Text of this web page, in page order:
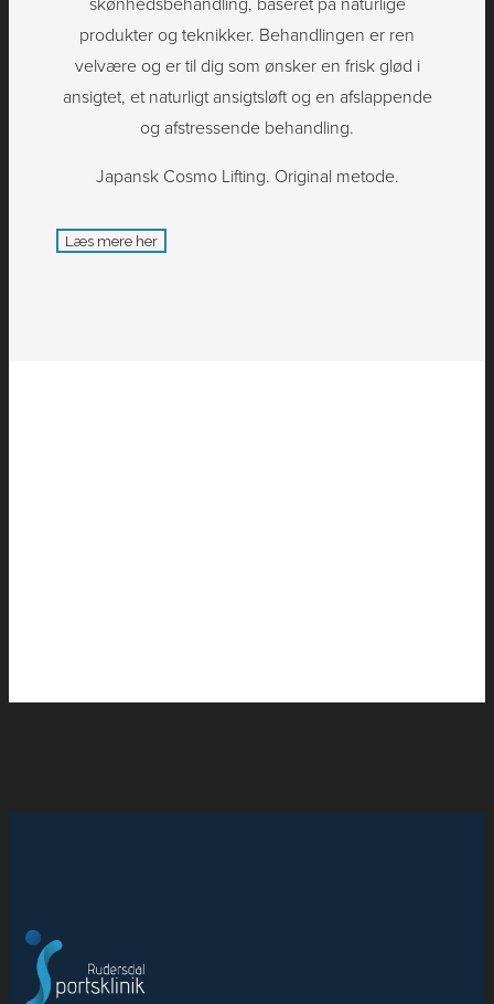
produkter og teknikker. Behandlingen er ren
velvære og er til dig som ønsker en frisk glød i
ansigtet, et naturligt ansigtsløft og en afslappende
og afstressende behandling.
Japansk Cosmo Lifting. Original metode.
Læs mere her